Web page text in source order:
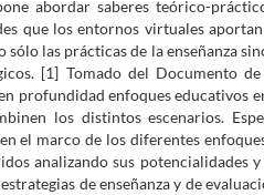
abordar saberes teórico-
que los entornos virtuales
las prácticas de la enseñanza
[1] Tomado del Documento de
profundidad enfoques educativos
los distintos escenarios.
el marco de los diferentes
analizando sus potencialidades
de enseñanza y de